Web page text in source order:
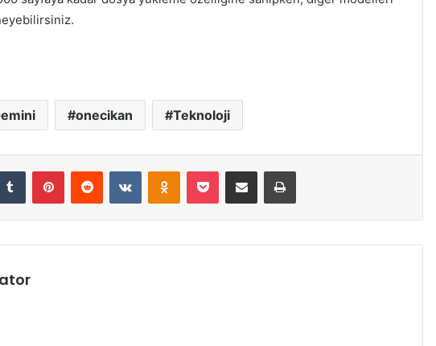
onecikan Teknoloji
Tumblr PinterestReddit VKontakteOdnoklassniki
Pocket E-Posta ile paylaş Yazdır